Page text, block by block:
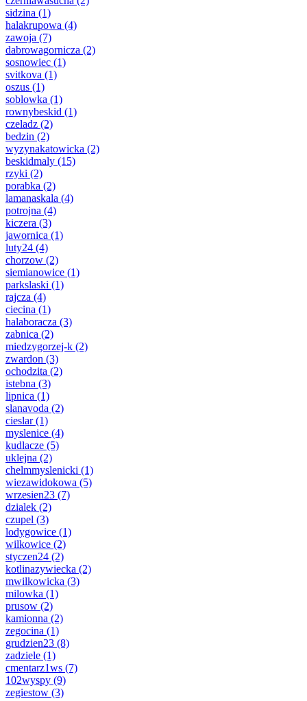
sidzina (1)
halakrupowa (4)
zawoja (7)
dabrowagornicza (2)
sosnowiec (1)
svitkova (1)
oszus (1)
soblowka (1)
rownybeskid (1)
czeladz (2)
bedzin (2)
wyzynakatowicka (2)
beskidmaly (15)
rzyki (2)
porabka (2)
lamanaskala (4)
potrojna (4)
kiczera (3)
jawornica (1)
luty24 (4)
chorzow (2)
siemianowice (1)
parkslaski (1)
rajcza (4)
ciecina (1)
halaboracza (3)
zabnica (2)
miedzygorzej-k (2)
zwardon (3)
ochodzita (2)
istebna (3)
lipnica (1)
slanavoda (2)
cieslar(1)
myslenice (4)
kudlacze (5)
uklejna (2)
chelmmyslenicki (1)
wiezawidokowa (5)
wrzesien23 (7)
dzialek (2)
czupel (3)
lodygowice (1)
wilkowice (2)
styczen24 (2)
kotlinazywiecka (2)
mwilkowicka (3)
milowka (1)
prusow (2)
kamionna (2)
zegocina (1)
grudzien23 (8)
zadziele (1)
cmentarz1ws (7)
102wyspy (9)
zegiestow (3)